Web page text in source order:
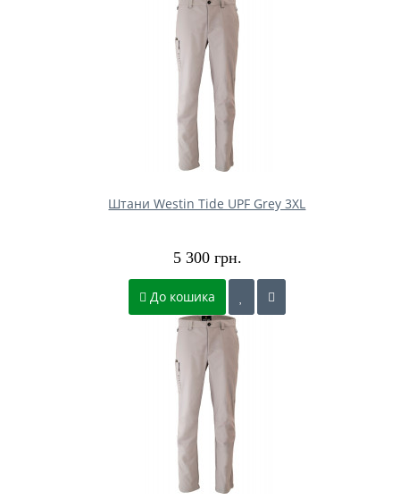
Штани Westin Tide UPF Grey 3XL
5 300 грн.
До кошика